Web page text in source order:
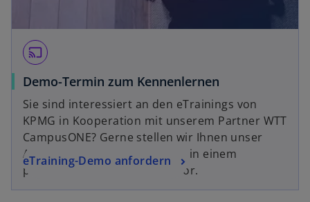
ff
t
cast
Demo-Termin zum Kennenlernen
Sie sind interessiert an den eTrainings von
KPMG in Kooperation mit unserem Partner WTT
CampusONE? Gerne stellen wir Ihnen unser
Angebot und Trainingsinhalte in einem
persönlichen Demo-Termin vor.
eTraining-Demo anfordern